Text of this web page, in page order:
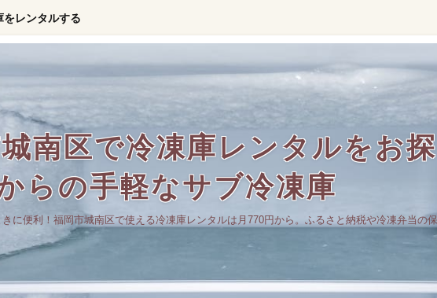
レンタルする
南区で冷凍庫レンタルをお
らの手軽なサブ冷凍庫
に便利！福岡市城南区で使える冷凍庫レンタルは月770円から。ふるさと納税や冷凍弁当の保